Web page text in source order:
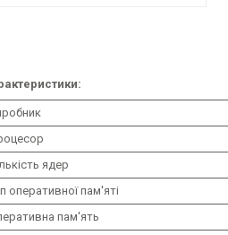
ядер
оперативної пам'яті
пам'ять